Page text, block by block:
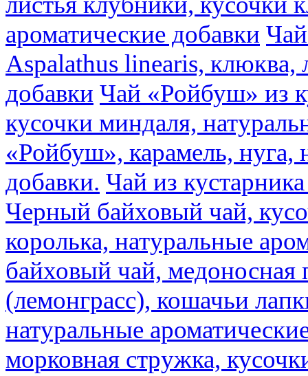
ароматические добавки
Aspalathus linearis, клюква,
добавки Чай «Ройбуш» из
кусочки миндаля,
«Ройбуш», карамель, нуга,
добавки. Чай из
Черный байховый чай,
королька, натуральные
байховый чай, медоносная
(лемонграсс), кошачьи
натуральные
морковная стружка,